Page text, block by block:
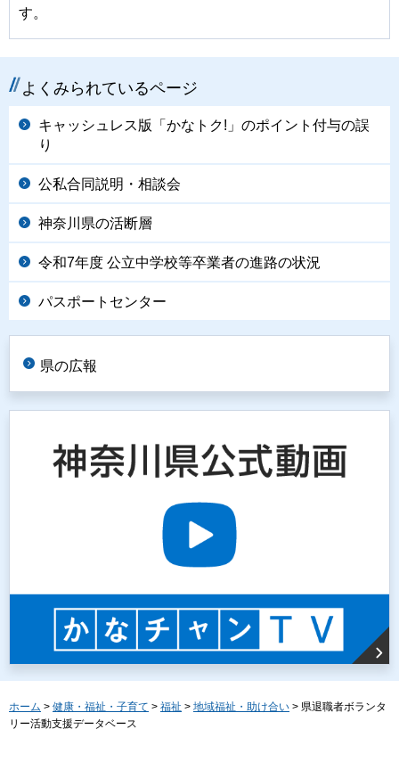
す。
よくみられているページ
キャッシュレス版「かなトク!」のポイント付与の誤
り
公私合同説明・相談会
神奈川県の活断層
令和7年度 公立中学校等卒業者の進路の状況
パスポートセンター
県の広報
ホーム > 健康・福祉・子育て > 福祉 > 地域福祉・助け合い > 県退職者ボランタ
リー活動支援データベース